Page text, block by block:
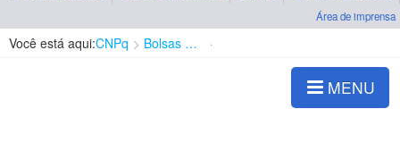
Área de imprensa
Você está aqui:CNPq Bolsas e Auxílios Vigentes
MENU